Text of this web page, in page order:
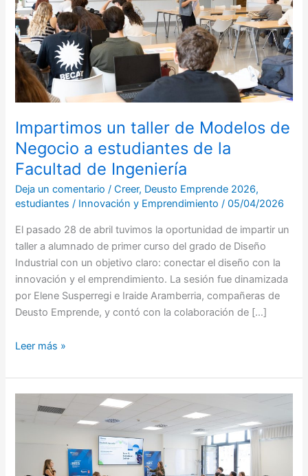
Impartimos un taller de Modelos de
Negocio a estudiantes de la
Facultad de Ingeniería
Deja un comentario /Creer, Deusto Emprende 2026,
estudiantes / Innovación y Emprendimiento/05/04/2026
El pasado 28 de abril tuvimos la oportunidad de impartir un
taller a alumnado de primer curso del grado de Diseño
Industrial con un objetivo claro: conectar el diseño con la
innovación y el emprendimiento. La sesión fue dinamizada
por Elene Susperregi e Iraide Aramberria, compañeras de
Deusto Emprende, y contó con la colaboración de […]
de
Negocio
a
estudiantes
de
la
Facultad
de
Ingeniería
Leer más »
un
Design